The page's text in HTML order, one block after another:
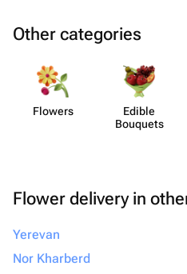
Other categories
Flowers
Edible
Bouquets
Flower delivery in
Yerevan
Nor Kharberd